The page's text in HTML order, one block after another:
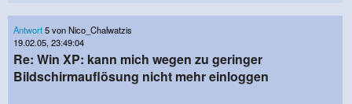
Antwort5 von Nico_Chalwatzis
19.02.05, 23:49:04
Re: Win XP: kann mich wegen zu geringer
Bildschirmauflösung nicht mehr einloggen